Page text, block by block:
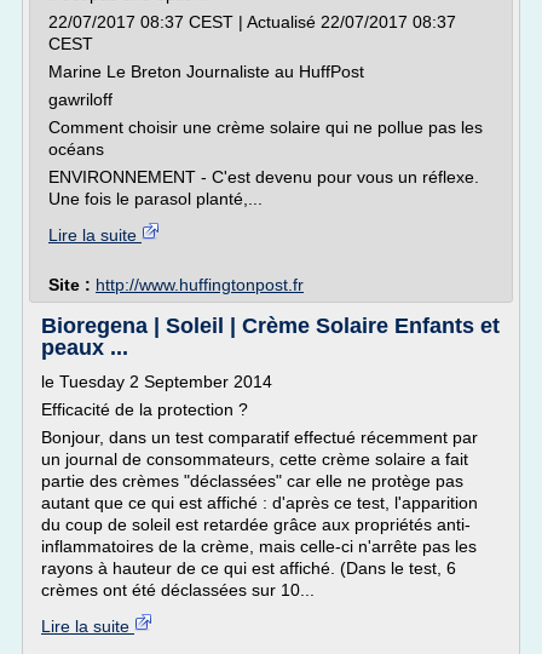
22/07/2017 08:37 CEST | Actualisé 22/07/2017 08:37
CEST
Marine Le Breton Journaliste au HuffPost
gawriloff
Comment choisir une crème solaire qui ne pollue pas les
océans
ENVIRONNEMENT - C'est devenu pour vous un réflexe.
Une fois le parasol planté,...
Lire la suite
Site : http://www.huffingtonpost.fr
Bioregena | Soleil | Crème Solaire Enfants et
peaux ...
le Tuesday 2 September 2014
Efficacité de la protection ?
Bonjour, dans un test comparatif effectué récemment par
un journal de consommateurs, cette crème solaire a fait
partie des crèmes "déclassées" car elle ne protège pas
autant que ce qui est affiché : d'après ce test, l'apparition
du coup de soleil est retardée grâce aux propriétés anti-
inflammatoires de la crème, mais celle-ci n'arrête pas les
rayons à hauteur de ce qui est affiché. (Dans le test, 6
crèmes ont été déclassées sur 10...
Lire la suite